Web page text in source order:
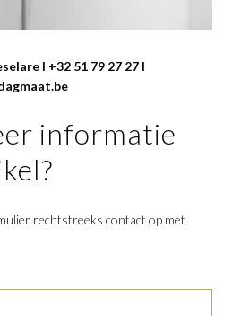
I +32 51 79 27 27 I
informatie
rechtstreeks contact op met